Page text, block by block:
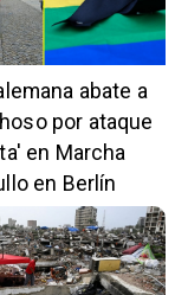
abate a
por ataque
en Marcha
en Berlín